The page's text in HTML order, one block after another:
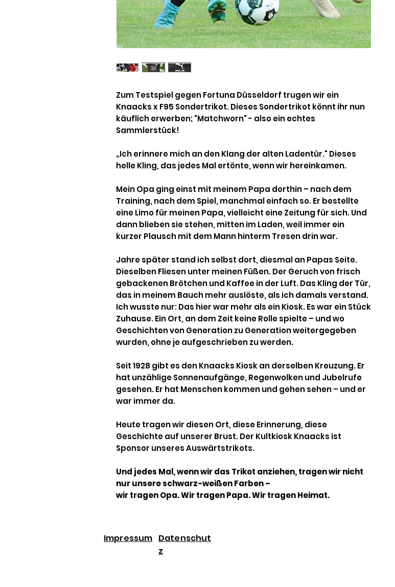
Zum Testspiel gegen Fortuna Düsseldorf trugen wir ein
Knaacks x F95 Sondertrikot. Dieses Sondertrikot könnt ihr nun
käuflich erwerben; "Matchworn" - also ein echtes
Sammlerstück!
„Ich erinnere mich an den Klang der alten Ladentür." Dieses
helle Kling, das jedes Mal ertönte, wenn wir hereinkamen.
Mein Opa ging einst mit meinem Papa dorthin – nach dem
Training, nach dem Spiel, manchmal einfach so. Er bestellte
eine Limo für meinen Papa, vielleicht eine Zeitung für sich. Und
dann blieben sie stehen, mitten im Laden, weil immer ein
kurzer Plausch mit dem Mann hinterm Tresen drin war.
Jahre später stand ich selbst dort, diesmal an Papas Seite.
Dieselben Fliesen unter meinen Füßen. Der Geruch von frisch
gebackenen Brötchen und Kaffee in der Luft. Das Kling der Tür,
das in meinem Bauch mehr auslöste, als ich damals verstand.
Ich wusste nur: Das hier war mehr als ein Kiosk. Es war ein Stück
Zuhause. Ein Ort, an dem Zeit keine Rolle spielte – und wo
Geschichten von Generation zu Generation weitergegeben
wurden, ohne je aufgeschrieben zu werden.
Seit 1928 gibt es den Knaacks Kiosk an derselben Kreuzung. Er
hat unzählige Sonnenaufgänge, Regenwolken und Jubelrufe
gesehen. Er hat Menschen kommen und gehen sehen – und er
war immer da.
Heute tragen wir diesen Ort, diese Erinnerung, diese
Geschichte auf unserer Brust. Der Kultkiosk Knaacks ist
Sponsor unseres Auswärtstrikots.
Und jedes Mal, wenn wir das Trikot anziehen, tragen wir nicht
nur unsere schwarz-weißen Farben –
wir tragen Opa. Wir tragen Papa. Wir tragen Heimat.
Impressum Datenschut
z